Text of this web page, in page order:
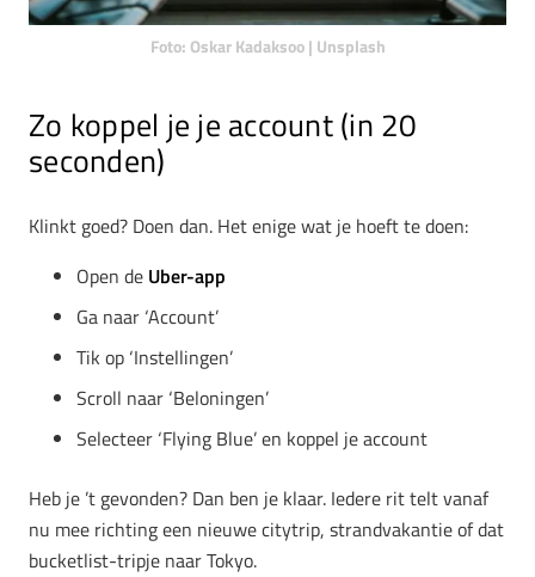
Foto: Oskar Kadaksoo | Unsplash
Zo koppel je je account (in 20
seconden)
Klinkt goed? Doen dan. Het enige wat je hoeft te doen:
Open de Uber-app
Ga naar ‘Account’
Tik op ‘Instellingen’
Scroll naar ‘Beloningen’
Selecteer ‘Flying Blue’ en koppel je account
Heb je ’t gevonden? Dan ben je klaar. Iedere rit telt vanaf
nu mee richting een nieuwe citytrip, strandvakantie of dat
bucketlist-tripje naar Tokyo.